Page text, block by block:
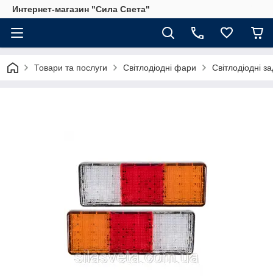
Интернет-магазин "Сила Света"
Товари та послуги Світлодіодні фари Світлодіодні